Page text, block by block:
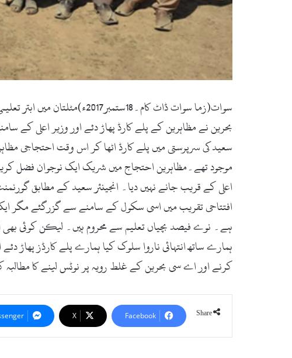
سوات(زما سوات ڈاٹ
بحرین نے مظاہرین کے پلے کارڈ پھاڑ دئے اور وزیر اعلی کے
سعید کی سرپرستی میں پلے کارڈ اٹھا کر اس وقت احتجاجی
موجود تھے۔مظاہرین احتجاج میں شریک ایک نوجوان فضل
اعلی کے قریب جانے نہیں دیا۔ انجینئر سعید کے مطابق
افتتاحی تقریب میں اسی سکول کے سامنے سے گزرگئے مگر ایک
ہے۔ نوے فیصد بچیاں تعلیم سے محروم ہیں۔ لیکن کوئی بھی
ہمارے ساتھ انتہائی ناروا سلوک کیا ہمارے پلے کارڈز پھاڑ
کرنے اور اے سی بحرین کے غلط رویہ پر نوٹس لینے کا مطالبہ
Share
Facebook
X